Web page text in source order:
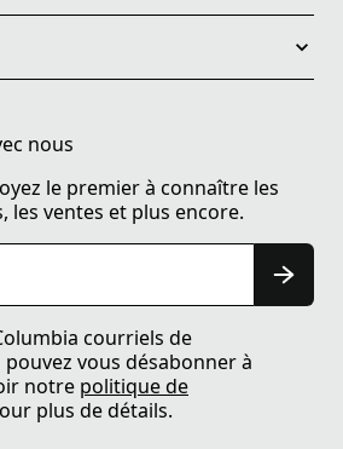
nous
le premier à connaître les
les ventes et plus encore.
courriels de
vous désabonner à
notre politique de
plus de détails.